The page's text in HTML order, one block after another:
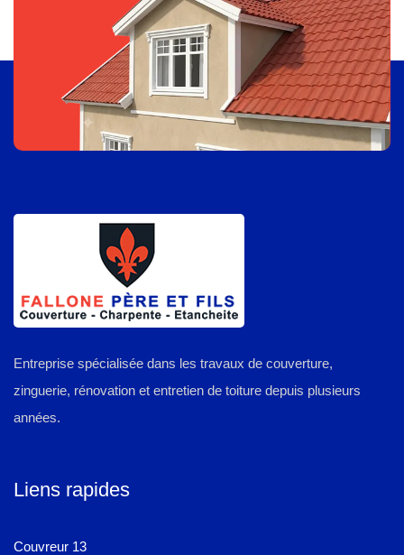
Entreprise spécialisée dans les travaux de couverture,
zinguerie, rénovation et entretien de toiture depuis plusieurs
années.
Liens rapides
Couvreur 13